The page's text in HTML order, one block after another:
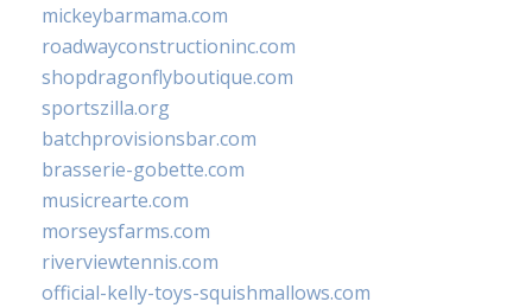
mickeybarmama.com
roadwayconstructioninc.com
shopdragonflyboutique.com
sportszilla.org
batchprovisionsbar.com
brasserie-gobette.com
musicrearte.com
morseysfarms.com
riverviewtennis.com
official-kelly-toys-squishmallows.com